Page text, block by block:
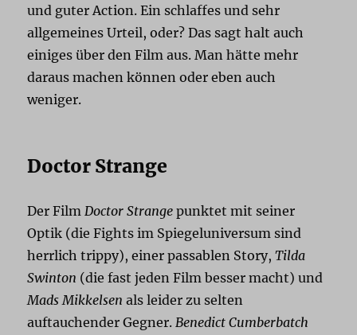
und guter Action. Ein schlaffes und sehr
allgemeines Urteil, oder? Das sagt halt auch
einiges über den Film aus. Man hätte mehr
daraus machen können oder eben auch
weniger.
Doctor Strange
Der Film Doctor Strange punktet mit seiner
Optik (die Fights im Spiegeluniversum sind
herrlich trippy), einer passablen Story,Tilda
Swinton (die fast jeden Film besser macht) und
Mads Mikkelsen als leider zu selten
auftauchender Gegner. Benedict Cumberbatch